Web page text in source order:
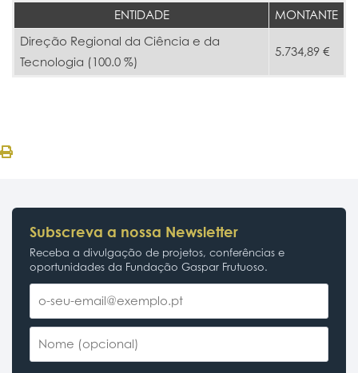
ENTIDADE
MONTANTE
Direção Regional da Ciência e da
Tecnologia (100.0 %)
5.734,89 €
Subscreva a nossa Newsletter
Receba a divulgação de projetos, conferências e
oportunidades da Fundação Gaspar Frutuoso.